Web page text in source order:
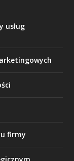
usług
firmy